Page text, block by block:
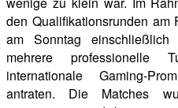
den Qualifikationsrunden
am Sonntag einschließlich
mehrere professionelle
internationale Gaming-
antraten. Die Matches